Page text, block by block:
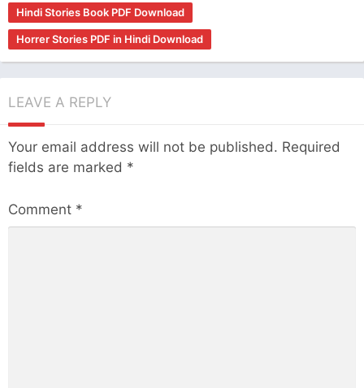
Hindi Stories Book PDF Download
Horrer Stories PDF in Hindi Download
LEAVE A REPLY
Your email address will not be published. Required
fields are marked *
Comment *